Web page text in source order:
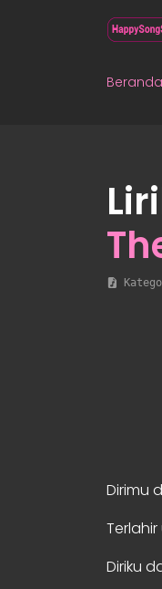
Beranda
Dirimu
Diriku